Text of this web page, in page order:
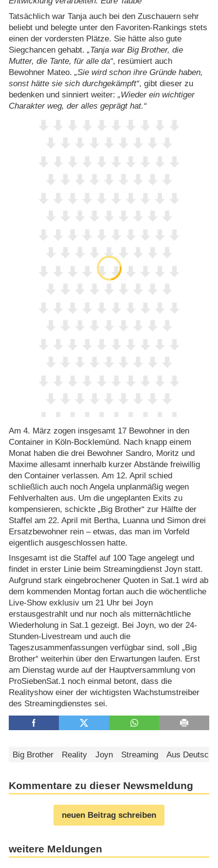
Tatsächlich war Tanja auch bei den Zuschauern sehr
beliebt und belegte unter den Favoriten-Rankings stets
einen der vordersten Plätze. Sie hätte also gute
Siegchancen gehabt.
Tanja war Big Brother, die
Mutter, die Tante, für alle da , resümiert auch
Bewohner Mateo.
Sie wird schon ihre Gründe haben,
sonst hätte sie sich durchgekämpft , gibt dieser zu
bedenken und sinniert weiter:
Wieder ein wichtiger
Charakter weg, der alles geprägt hat.
Am 4. März zogen insgesamt 17 Bewohner in den
Container in Köln-Bocklemünd. Nach knapp einem
Monat haben die drei Bewohner Sandro, Moritz und
Maxime allesamt innerhalb kurzer Abstände freiwillig
den Container verlassen. Am 12. April schied
schließlich auch noch Angela unplanmäßig wegen
Fehlverhalten aus. Um die ungeplanten Exits zu
kompensieren, schickte „Big Brother“ zur Hälfte der
Staffel am 22. April mit Bertha, Luanna und Simon drei
Ersatzbewohner rein – etwas, das man im Vorfeld
eigentlich ausgeschlossen hatte.
Insgesamt ist die Staffel auf 100 Tage angelegt und
findet in erster Linie beim Streamingdienst Joyn statt.
Aufgrund stark eingebrochener Quoten in Sat.1 wird ab
dem kommenden Montag fortan auch die wöchentliche
Live-Show exklusiv um 21 Uhr bei Joyn
erstausgestrahlt und nur noch als mitternächtliche
Wiederholung in Sat.1 gezeigt. Bei Joyn, wo der 24-
Stunden-Livestream und auch die
Tageszusammenfassungen verfügbar sind, soll „Big
Brother“ weiterhin über den Erwartungen laufen. Erst
am Dienstag wurde auf der Hauptversammlung von
ProSiebenSat.1 noch einmal betont, dass die
Realityshow einer der wichtigsten Wachstumstreiber
des Streamingdienstes sei.
Big Brother Reality Joyn Streaming Aus
Kommentare zu dieser Newsmeldung
neuen Beitrag schreiben
weitere Meldungen